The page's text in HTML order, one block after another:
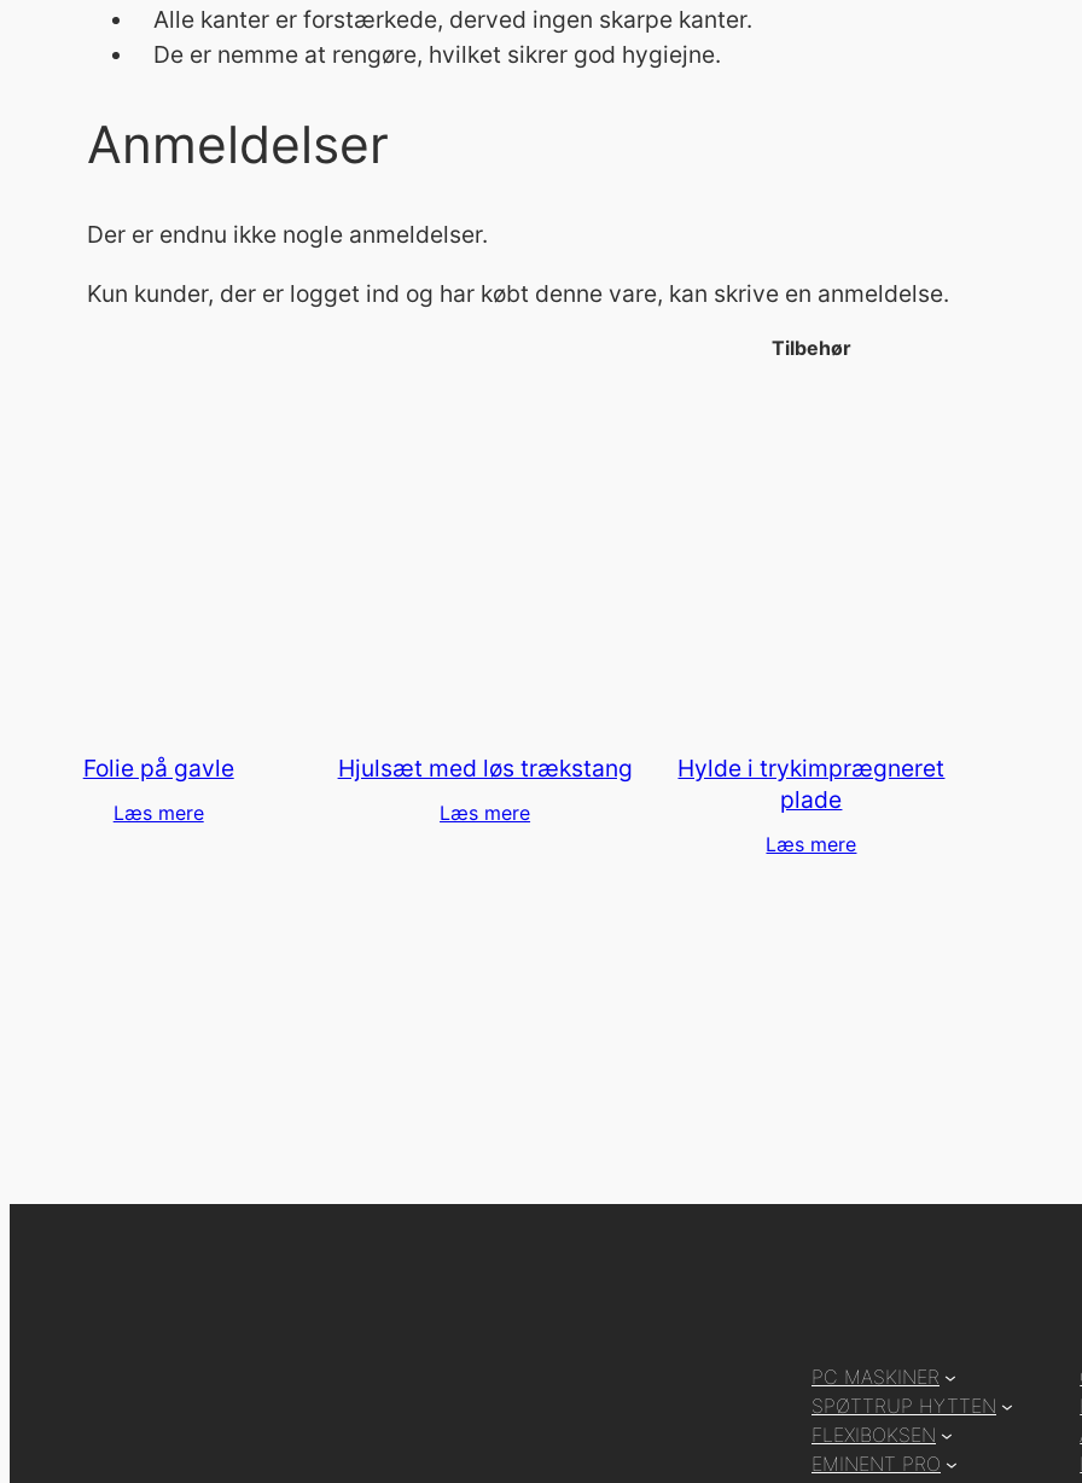
Alle kanter er forstærkede, derved ingen skarpe kanter.
De er nemme at rengøre, hvilket sikrer god hygiejne.
Anmeldelser
Der er endnu ikke nogle anmeldelser.
Kun kunder, der er logget ind og har købt denne vare, kan skrive en anmeldelse.
Tilbehør
Folie på gavle
Læs mere
Hjulsæt med løs trækstang
Læs mere
Hylde i trykimprægneret
plade
Læs mere
PC MASKINER
SPØTTRUP HYTTEN
FLEXIBOKSEN
EMINENT PRO